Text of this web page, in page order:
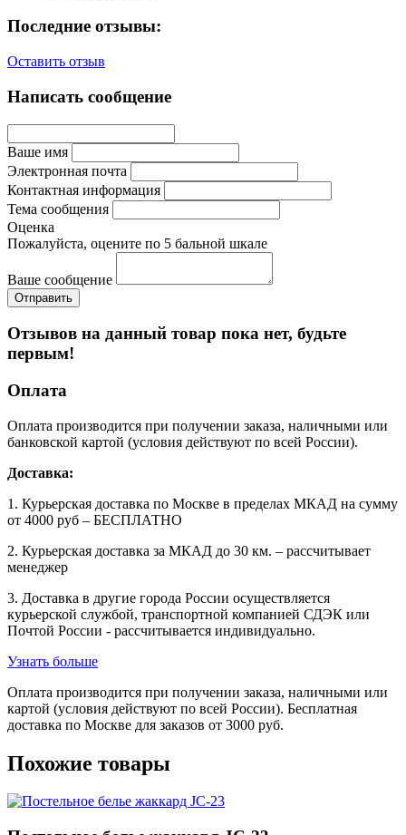
Последние отзывы:
Оставить отзыв
Написать сообщение
Ваше имя
Электронная почта
Контактная информация
Тема сообщения
Оценка
Пожалуйста, оцените по 5 бальной шкале
Ваше сообщение
Отзывов на данный товар пока нет, будьте
первым!
Оплата
Оплата производится при получении заказа, наличными или
банковской картой (условия действуют по всей России).
Доставка:
1. Курьерская доставка по Москве в пределах МКАД на сумму
от 4000 руб – БЕСПЛАТНО
2. Курьерская доставка за МКАД до 30 км. – рассчитывает
менеджер
3. Доставка в другие города России осуществляется
курьерской службой, транспортной компанией СДЭК или
Почтой России - рассчитывается индивидуально.
Узнать больше
Оплата производится при получении заказа, наличными или
картой (условия действуют по всей России). Бесплатная
доставка по Москве для заказов от 3000 руб.
Похожие товары